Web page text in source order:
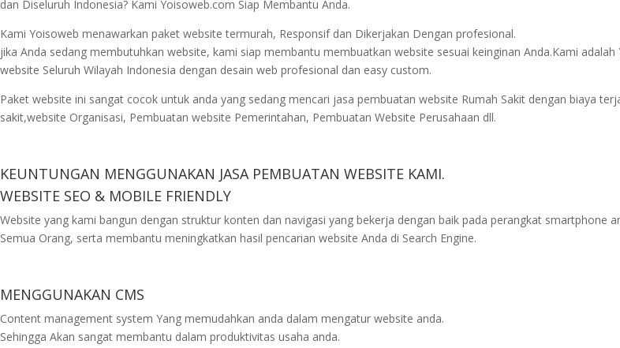
dan Diseluruh Indonesia? Kami Yoisoweb.com Siap Membantu Anda.
Kami Yoisoweb menawarkan paket website termurah, Responsif dan Dikerjakan Dengan profesional.
jika Anda sedang membutuhkan website, kami siap membantu membuatkan website sesuai keinginan Anda.Kami
website Seluruh Wilayah Indonesia dengan desain web profesional dan easy custom.
Paket website ini sangat cocok untuk anda yang sedang mencari jasa pembuatan website Rumah Sakit dengan biaya
sakit,website Organisasi, Pembuatan website Pemerintahan, Pembuatan Website Perusahaan dll.
KEUNTUNGAN MENGGUNAKAN JASA PEMBUATAN WEBSITE KAMI.
WEBSITE SEO & MOBILE FRIENDLY
Website yang kami bangun dengan struktur konten dan navigasi yang bekerja dengan baik pada perangkat smartphone
Semua Orang, serta membantu meningkatkan hasil pencarian website Anda di Search Engine.
MENGGUNAKAN CMS
Content management system Yang memudahkan anda dalam mengatur website anda.
Sehingga Akan sangat membantu dalam produktivitas usaha anda.